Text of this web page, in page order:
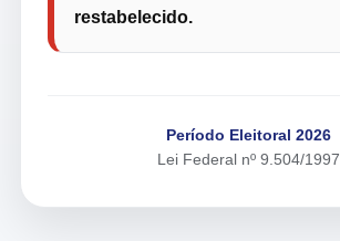
restabelecido.
Período Eleitoral 2026
Lei Federal nº 9.504/1997